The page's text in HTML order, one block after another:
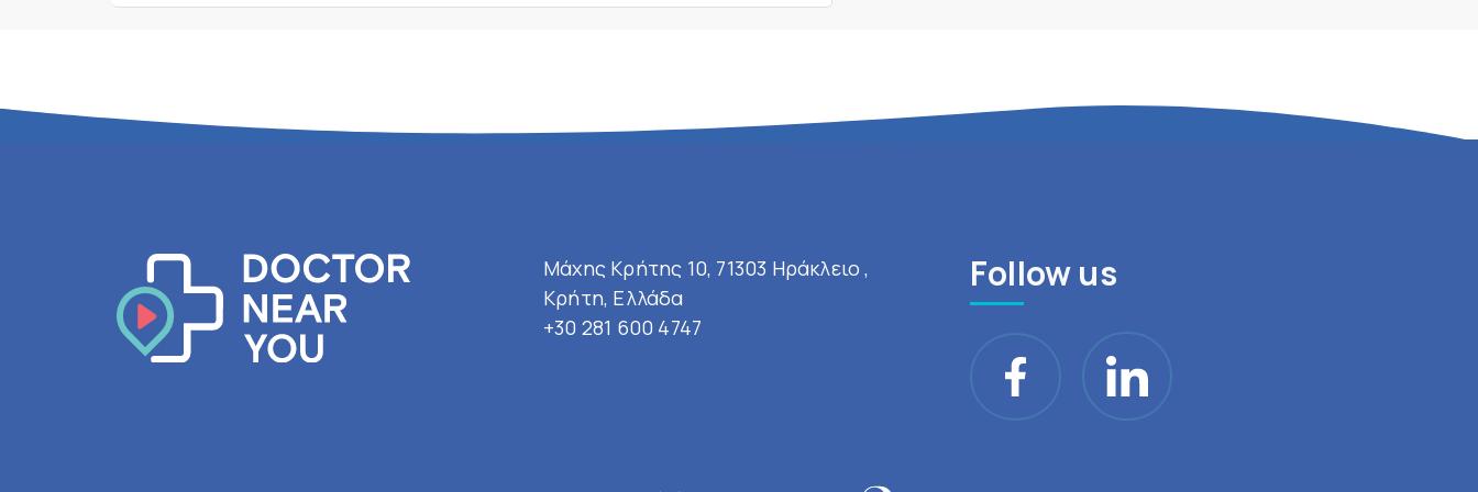
Μάχης Κρήτης 10, 71303 Ηράκλειο ,
Κρήτη, Ελλάδα
+30 281 600 4747
Follow us